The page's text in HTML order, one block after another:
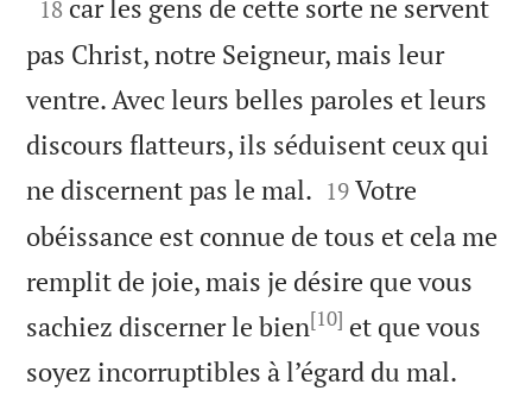
18 car les gens de cette sorte ne servent
pas Christ, notre Seigneur, mais leur
ventre. Avec leurs belles paroles et leurs
discours flatteurs, ils séduisent ceux qui
ne discernent pas le mal. 

19 Votre
obéissance est connue de tous et cela me
remplit de joie, mais je désire que vous
sachiez discerner le bien[10] et que vous
soyez incorruptibles à l’égard du mal.